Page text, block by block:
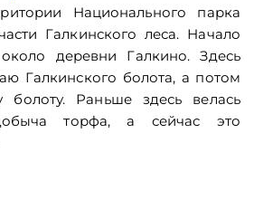
Национального парка
Галкинского леса. Начало
деревни Галкино. Здесь
Галкинского болота, а потом
болоту. Раньше здесь велась
торфа, а сейчас это